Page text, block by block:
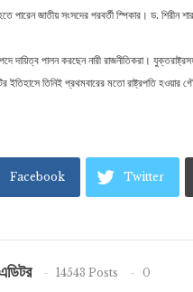
জাতীয় সংসদের পরবর্তী স্পিকার। ড. শিরীন
দায়িত্ব পালন করছেন নারী রাজনীতিকরা।
ইতিহাসে তিনিই প্রথমবারের মতো রাষ্ট্রপতি হওয়ার
Facebook Twitter
14543 Posts
0